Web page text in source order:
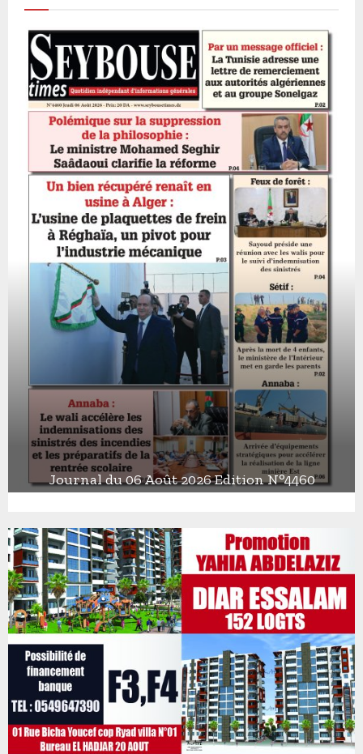
u
r
n
a
l
d
u
o
û
t
Journal du 06 Août 2026 Edition N°4460